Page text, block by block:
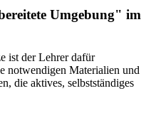
Umgebung" im
ist der Lehrer dafür
notwendigen Materialien und
die aktives, selbstständiges